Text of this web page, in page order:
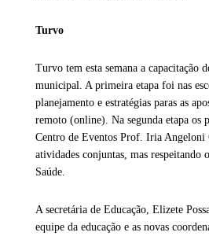
Turvo
Turvo tem esta semana a capacitação
municipal. A primeira etapa foi nas
planejamento e estratégias paras as
remoto (online). Na segunda etapa os
Centro de Eventos Prof. Iria Angeloni
atividades conjuntas, mas respeitando
Saúde.
A secretária de Educação, Elizete
equipe da educação e as novas